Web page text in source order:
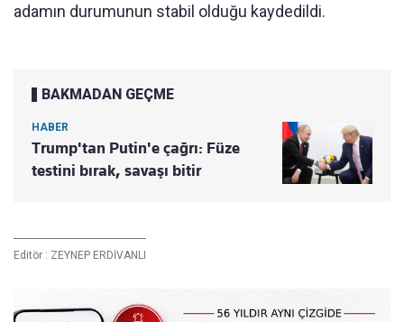
adamın durumunun stabil olduğu kaydedildi.
BAKMADAN GEÇME
HABER
Trump'tan Putin'e çağrı: Füze
testini bırak, savaşı bitir
Editör : ZEYNEP ERDİVANLI